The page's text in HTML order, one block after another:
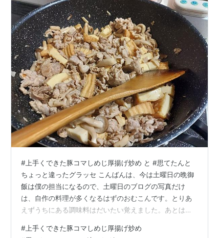
#上手くできた豚コマしめじ厚揚げ炒め と #思てたんと
ちょっと違ったグラッセ こんばんは、今は土曜日の晩御
飯は僕の担当になるので、土曜日のブログの写真だけ
は、自作の料理が多くなるはずのおむこんです。とりあ
えずうちにある調味料はだいたい覚えました。あとは野
すね。 そして、雪のニュースも舞い込み始めたこの時期
# 上手くできた豚コマしめじ厚揚げ炒め